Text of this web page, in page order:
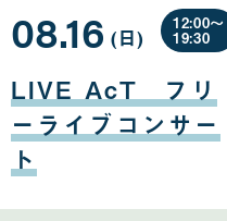
LIVE AcT フリ
ーライブコンサー
ト
08.16
月
16
日
(日曜
日
)
12:00〜
19:30